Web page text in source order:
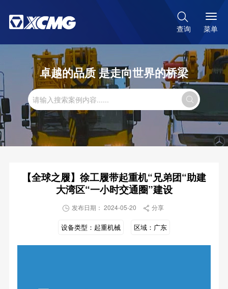

查询 菜单
卓越的品质 是走向世界的桥梁

【全球之履】徐工履带起重机“兄弟团“助建
大湾区“一小时交通圈”建设
 发布日期： 2024-05-20  分享
设备类型： 起重机械 区域： 广东